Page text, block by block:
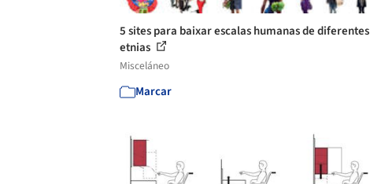
5 sites para baixar escalas humanas de diferentes
etnias
Misceláneo
Marcar